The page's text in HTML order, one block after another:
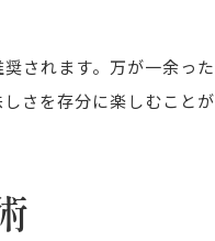
されます。万が一余っ
さを存分に楽しむことが